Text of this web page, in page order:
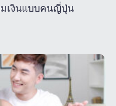
มเงินแบบคนญี่ปุ่น